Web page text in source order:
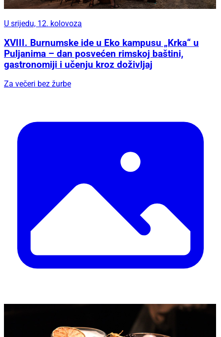
U srijedu, 12. kolovoza
XVIII. Burnumske ide u Eko kampusu „Krka“ u
Puljanima – dan posvećen rimskoj baštini,
gastronomiji i učenju kroz doživljaj
Za večeri bez žurbe